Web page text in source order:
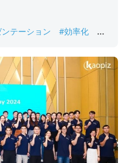
テーション #効率化
#